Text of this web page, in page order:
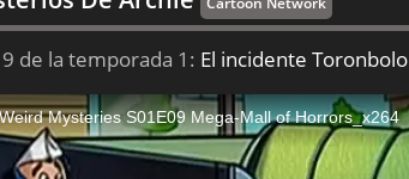
de la temporada 1: El incidente Toronbolo